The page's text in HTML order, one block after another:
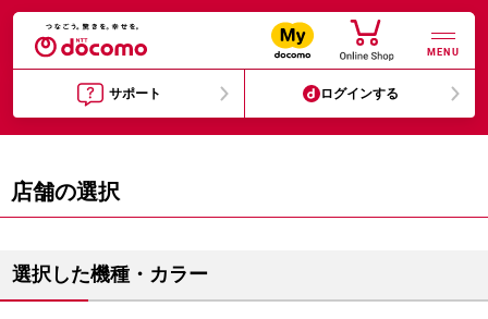
MENU
サポート ログインする
店舗の選択
選択した機種・カラー